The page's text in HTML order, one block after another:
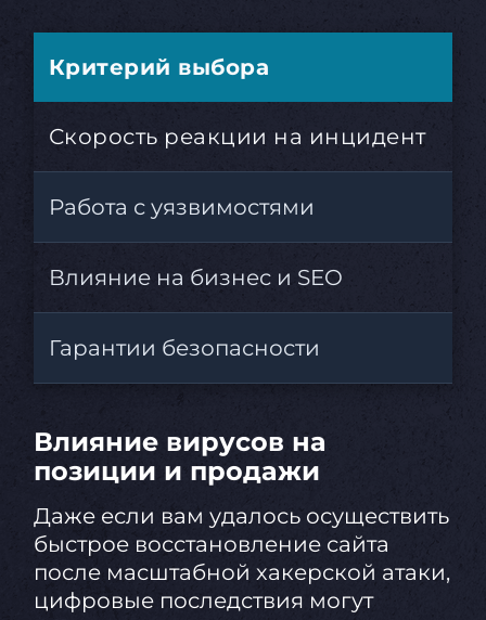
Критерий выбора
Скорость реакции на инцидент
Работа с уязвимостями
Влияние на бизнес и SEO
Гарантии безопасности
Влияние вирусов на
позиции и продажи
Даже если вам удалось осуществить
быстрое восстановление сайта
после масштабной хакерской атаки,
цифровые последствия могут